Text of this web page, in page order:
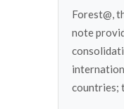
Forest@,
note
countries;